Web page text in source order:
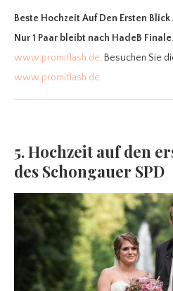
Beste Hochzeit Auf Den Ersten Blick
Nur 1 Paar bleibt nach HadeB Finale
www.promiflash.de. Besuchen Sie
www.promiflash.de
5. Hochzeit auf den
des Schongauer SPD